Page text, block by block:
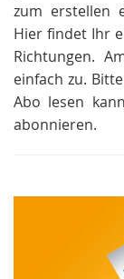
zum erstellen
Hier findet Ihr
Richtungen.
einfach zu.
Abo lesen
abonnieren.